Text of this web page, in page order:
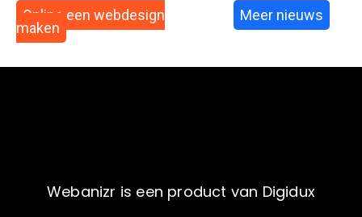
Online een webdesign
maken
Meer nieuws
Webanizr is een product van Digidux